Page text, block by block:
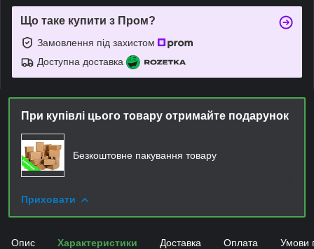
Що таке купити з Пром?
Замовлення під захистом
Доступна доставка
При купівлі цього товару отримайте подарунок
Безкоштовне пакування товару
Приховати
Опис Характеристики Доставка Оплата Умови